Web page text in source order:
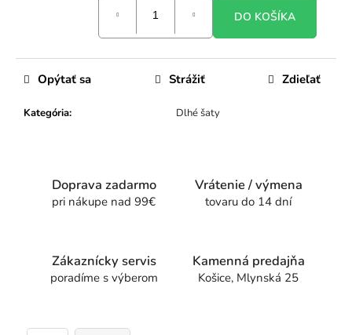
DO KOŠÍKA
Kategória: Dlhé šaty
Opýtať sa Strážiť Zdieľať
Doprava zadarmo
pri nákupe nad 99€
Vrátenie / výmena
tovaru do 14 dní
Zákaznícky servis
poradíme s výberom
Kamenná predajňa
Košice, Mlynská 25